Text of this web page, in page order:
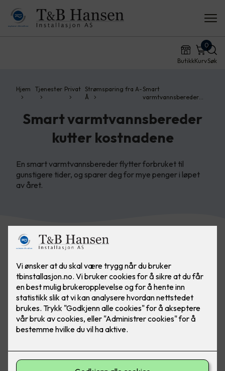
ButikkKurv
0
Søk
Hjem Tjenester Privat Strømsparing fra A-
Å
Smart
varmtvannsbereder…
Smart varmtvannsbereder
kutter kostnadene
En smart varmtvannsbereder flytter forbruket til
gunstigere tider, og sparer deg for mye penger i løpet
av året.
Styring av «dumme varmtvannsberedere» har blitt en
naturlig del av smart strømsparing.